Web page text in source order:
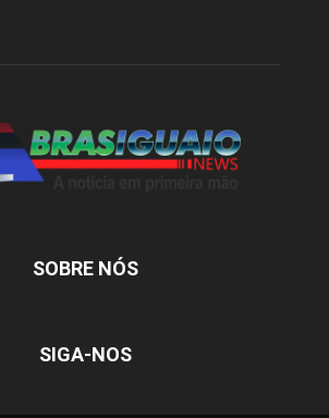
SOBRE NÓS
SIGA-NOS